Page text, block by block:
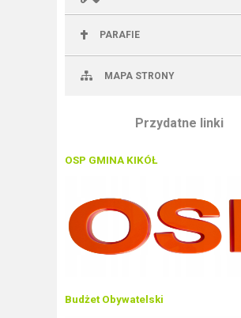
PARAFIE
MAPA STRONY
Przydatne linki
OSP GMINA KIKÓŁ
Budżet Obywatelski